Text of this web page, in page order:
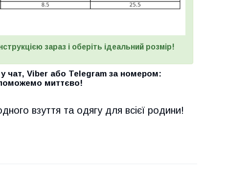
зараз і оберіть ідеальний розмір!
чат, Viber або Telegram за номером:
миттєво!
взуття та одягу для всієї родини!